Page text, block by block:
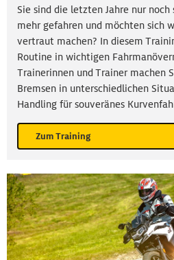
Sie sind die letzten Jahre nur
mehr gefahren und möchten sich
vertraut machen? In diesem
Routine in wichtigen
Trainerinnen und Trainer machen
Bremsen in unterschiedlichen
Handling für souveränes
Zum Training